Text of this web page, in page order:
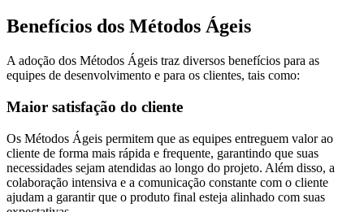
Benefícios dos Métodos Ágeis
A adoção dos Métodos Ágeis traz diversos benefícios para as
equipes de desenvolvimento e para os clientes, tais como:
Maior satisfação do cliente
Os Métodos Ágeis permitem que as equipes entreguem valor ao
cliente de forma mais rápida e frequente, garantindo que suas
necessidades sejam atendidas ao longo do projeto. Além disso, a
colaboração intensiva e a comunicação constante com o cliente
ajudam a garantir que o produto final esteja alinhado com suas